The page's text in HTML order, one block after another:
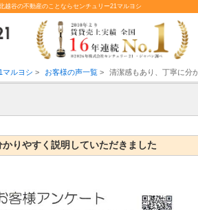
越谷の不動産のことならセンチュリー21マルヨシ
マルヨシ > お客様の声一覧> 清潔感もあり、丁寧に分
りやすく説明していただきました